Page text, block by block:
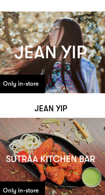
Only in-store
JEAN YIP
Only in-store